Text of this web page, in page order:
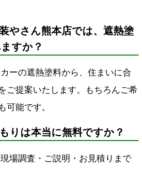
やさん熊本店では、遮熱塗
すか？
ーの遮熱塗料から、住まいに合
ご提案いたします。もちろんご希
可能です。
りは本当に無料ですか？
場調査・ご説明・お見積りまで